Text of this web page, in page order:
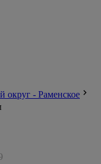
- Раменское